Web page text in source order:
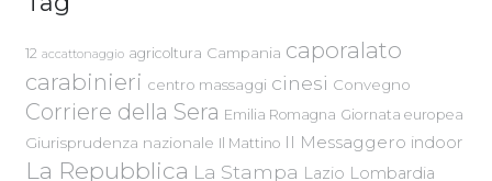
12 accattonaggio agricoltura Campania caporalato
carabinieri centro massaggi cinesi Convegno
Corriere della Sera Emilia Romagna Giornata europea
Giurisprudenza nazionale Il Mattino Il Messaggero indoor
La Repubblica La Stampa Lazio Lombardia